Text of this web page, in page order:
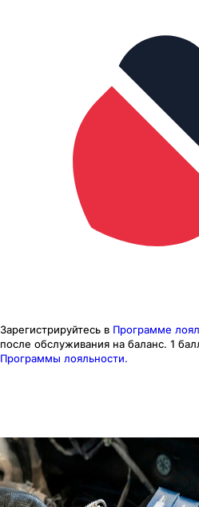
Зарегистрируйтесь в Программе
после обслуживания на баланс. 1
Программы лояльности.